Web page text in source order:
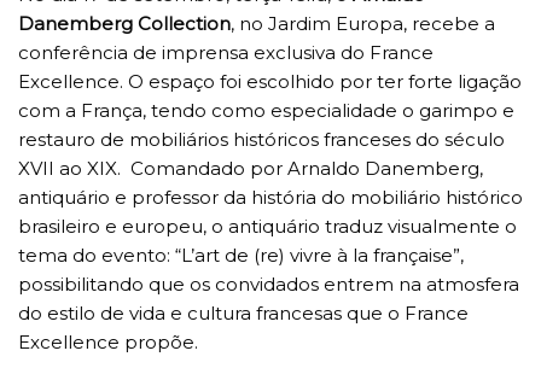
Danemberg Collection, no Jardim Europa, recebe a
conferência de imprensa exclusiva do France
Excellence. O espaço foi escolhido por ter forte ligação
com a França, tendo como especialidade o garimpo e
restauro de mobiliários históricos franceses do século
XVII ao XIX. Comandado por Arnaldo Danemberg,
antiquário e professor da história do mobiliário histórico
brasileiro e europeu, o antiquário traduz visualmente o
tema do evento: “L’art de (re) vivre à la française”,
possibilitando que os convidados entrem na atmosfera
do estilo de vida e cultura francesas que o France
Excellence propõe.